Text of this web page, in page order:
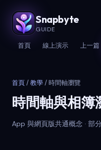
Snapbyte
GUIDE
首頁 線上演示 上一篇
首頁/教學/ 時間軸瀏覽
時間軸與相簿
App 與網頁版共通概念 · 部